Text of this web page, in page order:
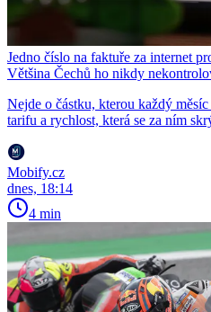
Jedno číslo na faktuře za internet
Většina Čechů ho nikdy
Nejde o částku, kterou každý
tarifu a rychlost, která se za ním
Mobify.cz
dnes, 18:14
4 min